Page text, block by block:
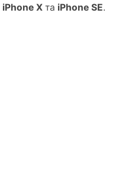
iPhone X та iPhone SE.